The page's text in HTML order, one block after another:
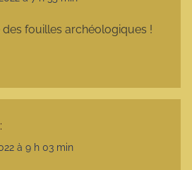
des fouilles archéologiques !
à 9 h 03 min